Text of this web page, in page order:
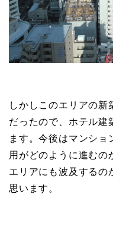
しかしこのエリアの新
だったので、ホテル建
ます。今後はマンショ
用がどのように進むの
エリアにも波及するの
思います。